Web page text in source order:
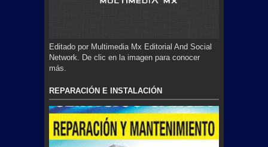
Editado por Multimedia Mx Editorial And Social
Network. De clic en la imagen para conocer
más.
REPARACIÓN E INSTALACIÓN